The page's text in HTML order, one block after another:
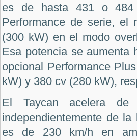
es de hasta 431 o 484
Performance de serie, el
(300 kW) en el modo
Esa potencia se aumenta
opcional Performance
kW) y 380 cv (280 kW),
El Taycan acelera
independientemente de
es de 230 km/h en